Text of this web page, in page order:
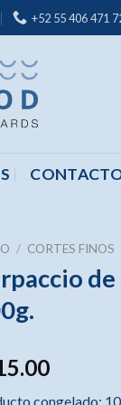
+52 55 406 471
/ CORTES FINOS
congelado: